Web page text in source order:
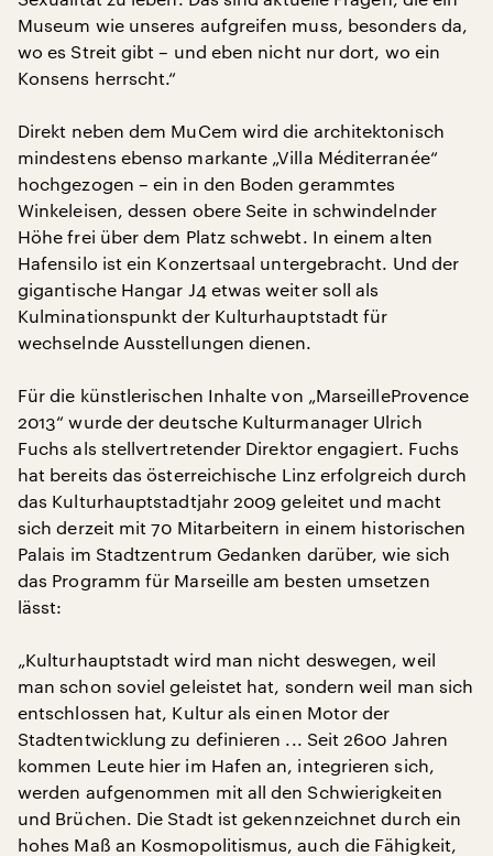
Museum wie unseres aufgreifen muss, besonders da,
wo es Streit gibt – und eben nicht nur dort, wo ein
Konsens herrscht.“
Direkt neben dem MuCem wird die architektonisch
mindestens ebenso markante „Villa Méditerranée“
hochgezogen – ein in den Boden gerammtes
Winkeleisen, dessen obere Seite in schwindelnder
Höhe frei über dem Platz schwebt. In einem alten
Hafensilo ist ein Konzertsaal untergebracht. Und der
gigantische Hangar J4 etwas weiter soll als
Kulminationspunkt der Kulturhauptstadt für
wechselnde Ausstellungen dienen.
Für die künstlerischen Inhalte von „MarseilleProvence
2013“ wurde der deutsche Kulturmanager Ulrich
Fuchs als stellvertretender Direktor engagiert. Fuchs
hat bereits das österreichische Linz erfolgreich durch
das Kulturhauptstadtjahr 2009 geleitet und macht
sich derzeit mit 70 Mitarbeitern in einem historischen
Palais im Stadtzentrum Gedanken darüber, wie sich
das Programm für Marseille am besten umsetzen
lässt:
„Kulturhauptstadt wird man nicht deswegen, weil
man schon soviel geleistet hat, sondern weil man sich
entschlossen hat, Kultur als einen Motor der
Stadtentwicklung zu definieren ... Seit 2600 Jahren
kommen Leute hier im Hafen an, integrieren sich,
werden aufgenommen mit all den Schwierigkeiten
und Brüchen. Die Stadt ist gekennzeichnet durch ein
hohes Maß an Kosmopolitismus, auch die Fähigkeit,